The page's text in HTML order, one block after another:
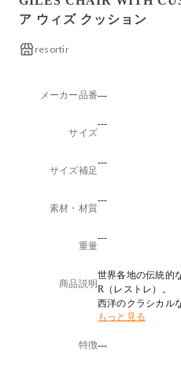
ア ウィズ クッション
resortir
メーカー品番---
サイズ
---
サイズ補足
---
素材・材質
---
重量
---
商品説明
世界各地の伝統的
R（レストレ）。
西洋のクラシカル
ドカルチャーなど
セミオーダーの〈
もっと見る
特徴---